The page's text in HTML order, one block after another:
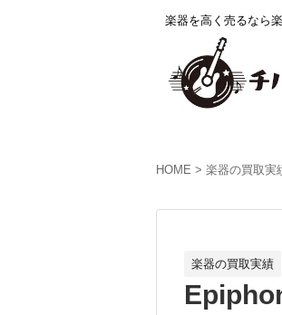
楽器を高く売るなら
HOME 楽器の買取実
楽器の買取実績